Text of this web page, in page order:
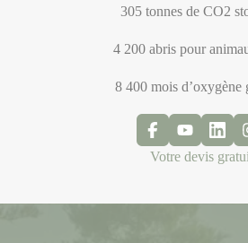
305 tonnes de CO2
4 200 abris pour
8 400 mois d’oxygène
Votre devis